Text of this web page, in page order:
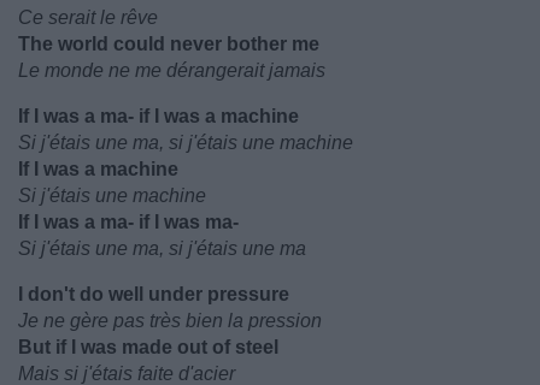
Ce serait le rêve
The world could never bother me
Le monde ne me dérangerait jamais
If I was a ma- if I was a machine
Si j'étais une ma, si j'étais une machine
If I was a machine
Si j'étais une machine
If I was a ma- if I was ma-
Si j'étais une ma, si j'étais une ma
I don't do well under pressure
Je ne gère pas très bien la pression
But if I was made out of steel
Mais si j'étais faite d'acier